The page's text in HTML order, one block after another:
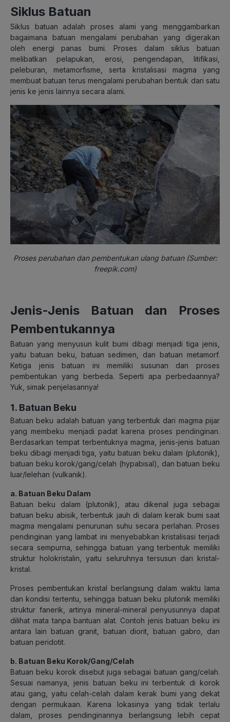
Siklus Batuan
Siklus batuan adalah proses alami yang menggambarkan
bagaimana batuan mengalami perubahan yang digerakan
oleh energi panas bumi. Proses dalam siklus batuan
melibatkan pelapukan, erosi, pengendapan, litifikasi,
peleburan, metamorfisme, serta kristalisasi magma yang
membuat batuan terus mengalami perubahan bentuk dari satu
jenis ke jenis lainnya secara alami.
Proses perubahan dan pembentukan ulang batuan (Sumber:
freepik.com)
Jenis-Jenis Batuan dan Proses
Pembentukannya
Batuan yang menyusun kulit bumi dibagi menjadi tiga jenis,
yaitu batuan beku, batuan sedimen, dan batuan metamorf.
Ketiga jenis batuan ini memiliki susunan dan proses
pembentukan yang berbeda. Seperti apa perbedaannya?
Yuk, simak penjelasannya!
1. Batuan Beku
Batuan beku adalah batuan yang terbentuk dari magma pijar
yang membeku menjadi padat karena proses pendinginan.
Berdasarkan tempat terbentuknya magma, jenis-jenis batuan
beku dibagi menjadi tiga, yaitu batuan beku dalam (plutonik),
batuan beku korok/gang/celah (hypabisal), dan batuan beku
luar/lelehan (vulkanik).
a. Batuan Beku Dalam
Batuan beku dalam (plutonik), atau dikenal juga sebagai
batuan beku abisik, terbentuk jauh di dalam kerak bumi saat
magma mengalami penurunan suhu secara perlahan. Proses
pendinginan yang lambat ini menyebabkan kristalisasi terjadi
secara sempurna, sehingga batuan yang terbentuk memiliki
struktur holokristalin, yaitu seluruhnya tersusun dari kristal-
kristal.
Proses pembentukan kristal berlangsung dalam waktu lama
dan kondisi tertentu, sehingga batuan beku plutonik memiliki
struktur fanerik, artinya mineral-mineral penyusunnya dapat
dilihat mata tanpa bantuan alat. Contoh jenis batuan beku ini
antara lain batuan granit, batuan diorit, batuan gabro, dan
batuan peridotit.
b. Batuan Beku Korok/Gang/Celah
Batuan beku korok disebut juga sebagai batuan gang/celah.
Sesuai namanya, jenis batuan beku ini terbentuk di korok
atau gang, yaitu celah-celah dalam kerak bumi yang dekat
dengan permukaan. Karena lokasinya yang tidak terlalu
dalam, proses pendinginannya berlangsung lebih cepat